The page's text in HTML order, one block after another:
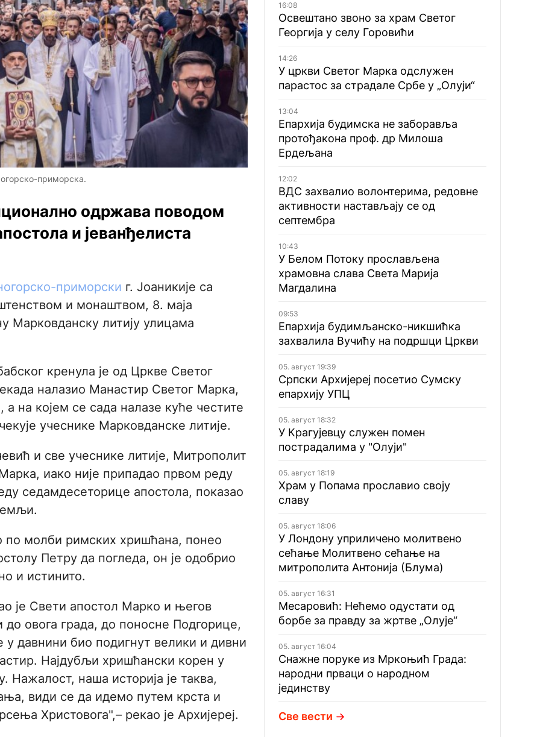
приморска.
одржава поводом
и јеванђелиста
приморски г. Јоаникије са
и монаштвом, 8. маја
Марковданску литију улицама
кренула је од Цркве Светог
налазио Манастир Светог Марка,
на којем се сада налазе куће честите
учеснике Марковданске литије.
и све учеснике литије, Митрополит
иако није припадао првом реду
седамдесеторице апостола, показао
по молби римских хришћана, понео
Петру да погледа, он је одобрио
и истинито.
је Свети апостол Марко и његов
до овога града, до поносне Подгорице,
у давнини био подигнут велики и дивни
Најдубљи хришћански корен у
Нажалост, наша историја је таква,
види се да идемо путем крста и
Христовога",– рекао је Архијереј.
16:08
Освештано звоно за храм Светог
Георгија у селу Горовићи
14:26
У цркви Светог Марка одслужен
парастос за страдале Србе у „Олуји“
13:04
Епархија будимска не заборавља
протођакона проф. др Милоша
Ердељана
12:02
ВДС захвалио волонтерима, редовне
активности настављају се од
септембра
10:43
У Белом Потоку прослављена
храмовна слава Света Марија
Магдалина
09:53
Епархија будимљанско-никшићка
захвалила Вучићу на подршци Цркви
05. август 19:39
Српски Архијереј посетио Сумску
епархију УПЦ
05. август 18:32
У Крагујевцу служен помен
пострадалима у "Олуји"
05. август 18:19
Храм у Попама прославио своју
славу
05. август 18:06
У Лондону уприличено молитвено
сећање Молитвено сећање на
митрополита Антонија (Блума)
05. август 16:31
Месаровић: Нећемо одустати од
борбе за правду за жртве „Олује“
05. август 16:04
Снажне поруке из Мркоњић Града:
народни прваци о народном
јединству
Све вести